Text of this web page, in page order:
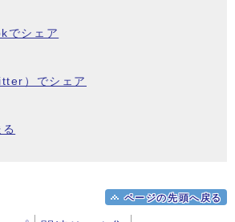
でシェア
）でシェア
ページの先頭へ戻る